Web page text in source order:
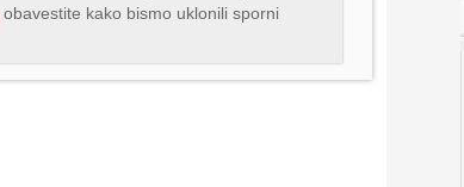
obavestite kako bismo uklonili sporni